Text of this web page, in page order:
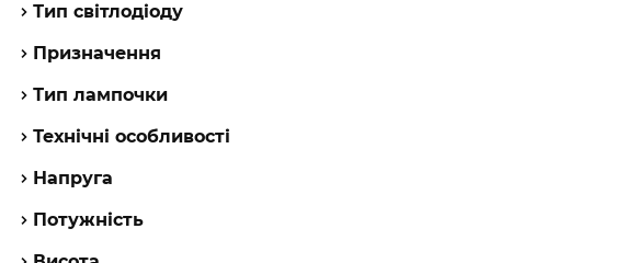
Тип світлодіоду
Призначення
Тип лампочки
Технічні особливості
Напруга
Потужність